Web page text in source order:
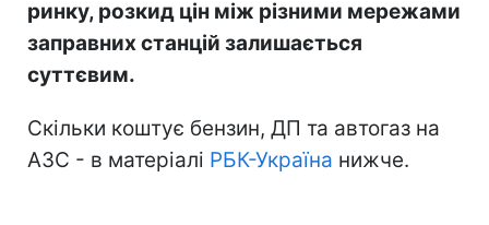
ринку, розкид цін між різними мережами
заправних станцій залишається
суттєвим.
Скільки коштує бензин, ДП та автогаз на
АЗС - в матеріалі РБК-Україна нижче.